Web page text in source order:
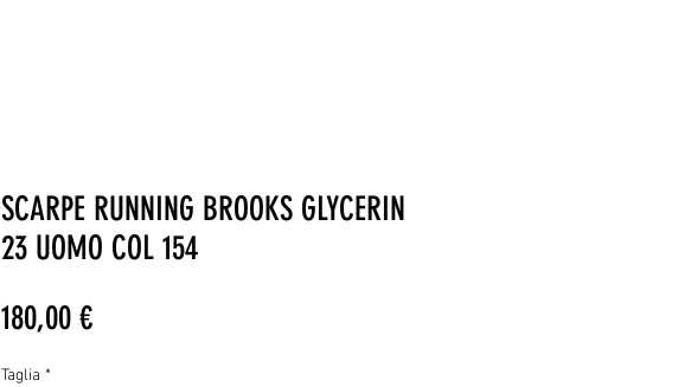
SCARPE RUNNING BROOKS GLYCERIN
23 UOMO COL 154
180,00 €Prezzo
Taglia *